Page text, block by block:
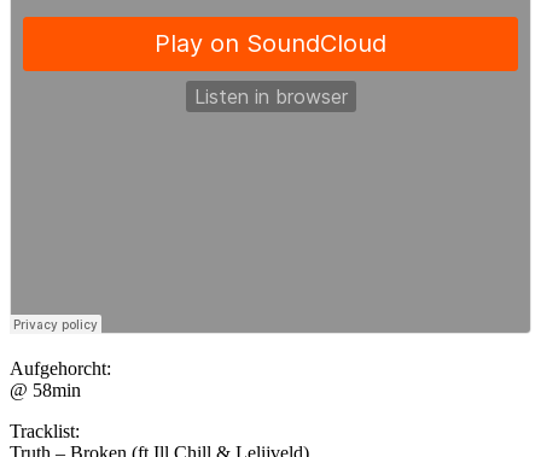
Aufgehorcht:
@ 58min
Tracklist: